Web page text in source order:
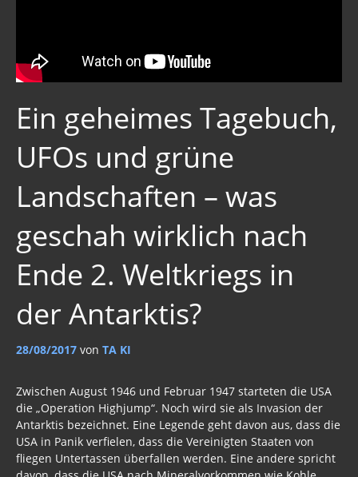
Ein geheimes Tagebuch,
UFOs und grüne
Landschaften – was
geschah wirklich nach
Ende 2. Weltkriegs in
der Antarktis?
28/08/2017 von TA KI
Zwischen August 1946 und Februar 1947 starteten die USA
die „Operation Highjump“. Noch wird sie als Invasion der
Antarktis bezeichnet. Eine Legende geht davon aus, dass die
USA in Panik verfielen, dass die Vereinigten Staaten von
fliegen Untertassen überfallen werden. Eine andere spricht